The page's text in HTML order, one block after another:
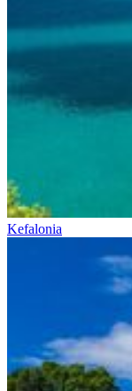
Kefalonia